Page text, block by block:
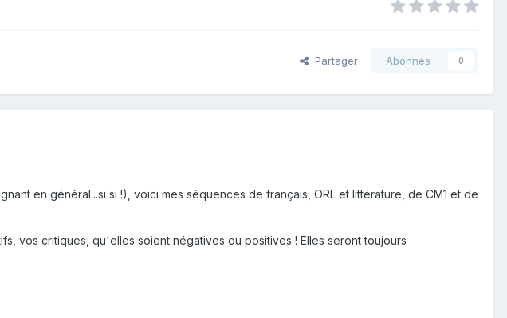
Partager Abonnés 0
en général...si si !), voici mes séquences de français, ORL et littérature, de CM1 et de
vos critiques, qu'elles soient négatives ou positives ! Elles seront toujours